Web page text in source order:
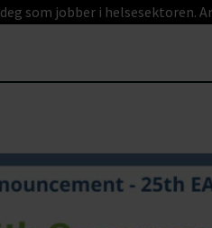
som jobber i helsesektoren.